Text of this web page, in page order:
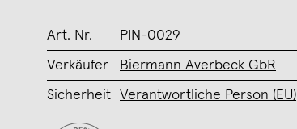
Art. Nr. PIN-0029
Verkäufer Biermann Averbeck GbR
Sicherheit Verantwortliche Person (EU)